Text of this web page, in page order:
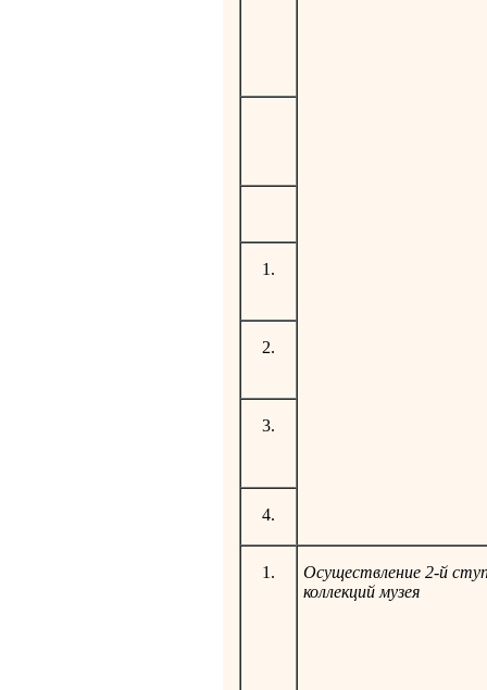
1.
2.
3.
4.
1.
Осуществление 2-й
коллекций музея